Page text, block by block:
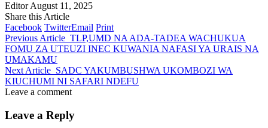
Editor August 11, 2025
Share this Article
Facebook TwitterEmail Print
Previous Article TLP,UMD NA ADA-TADEA WACHUKUA
FOMU ZA UTEUZI INEC KUWANIA NAFASI YA URAIS NA
UMAKAMU
Next Article SADC YAKUMBUSHWA UKOMBOZI WA
KIUCHUMI NI SAFARI NDEFU
Leave a comment
Leave a Reply